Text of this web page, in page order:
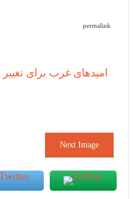
permalink
Next Image